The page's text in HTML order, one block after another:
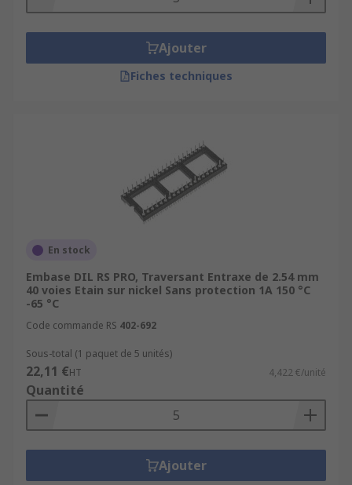
Ajouter
Fiches techniques
En stock
Embase DIL RS PRO, Traversant Entraxe de 2.54 mm
40 voies Etain sur nickel Sans protection 1A 150 °C
-65 °C
Code commande RS 402-692
Sous-total (1 paquet de 5 unités)
22,11 €HT 4,422 €/unité
Quantité
Ajouter